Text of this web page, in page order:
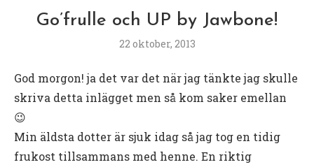
Go’frulle och UP by Jawbone!
22 oktober, 2013
God morgon! ja det var det när jag tänkte jag skulle
skriva detta inlägget men så kom saker emellan
😉
Min äldsta dotter är sjuk idag så jag tog en tidig
frukost tillsammans med henne. En riktig